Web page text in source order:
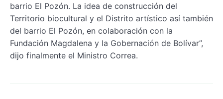
barrio El Pozón. La idea de construcción del
Territorio biocultural y el Distrito artístico así también
del barrio El Pozón, en colaboración con la
Fundación Magdalena y la Gobernación de Bolívar”,
dijo finalmente el Ministro Correa.